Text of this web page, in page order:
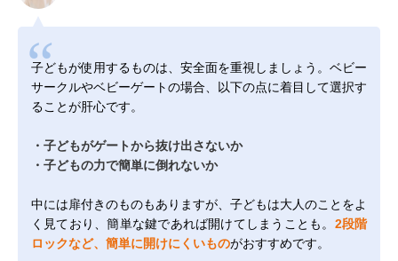
子どもが使用するものは、安全面を重視しましょう。ベビー
サークルやベビーゲートの場合、以下の点に着目して選択す
ることが肝心です。
・子どもがゲートから抜け出さないか
・子どもの力で簡単に倒れないか
中には扉付きのものもありますが、子どもは大人のことをよ
く見ており、簡単な鍵であれば開けてしまうことも。 2段階
ロックなど、簡単に開けにくいものがおすすめです。